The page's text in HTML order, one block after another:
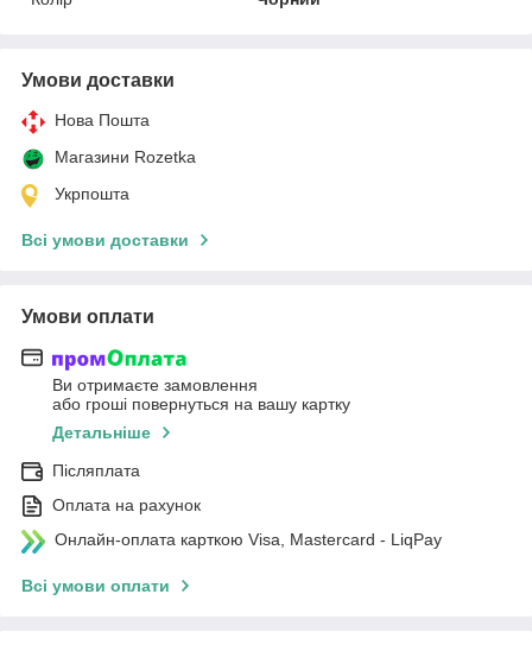
Умови доставки
Нова Пошта
Магазини Rozetka
Укрпошта
Всі умови доставки
Умови оплати
Ви отримаєте замовлення
або гроші повернуться на вашу картку
Детальніше
Післяплата
Оплата на рахунок
Онлайн-оплата карткою Visa, Mastercard - LiqPay
Всі умови оплати